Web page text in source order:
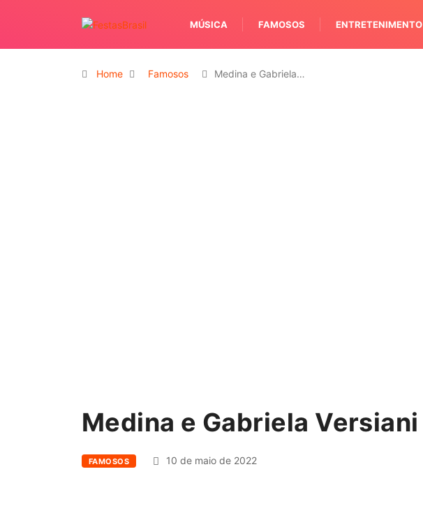
MÚSICA FAMOSOS ENTRETENIMENTO
Home Famosos Medina e Gabriela…
Medina e Gabriela Versiani
FAMOSOS 10 de maio de 2022